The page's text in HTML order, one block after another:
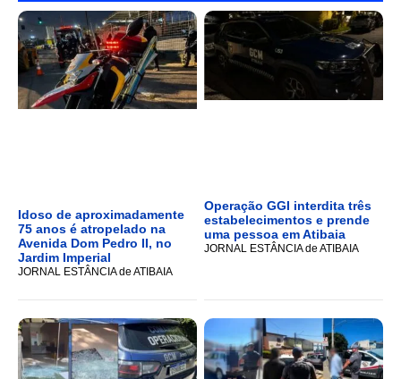
Idoso de aproximadamente
75 anos é atropelado na
Avenida Dom Pedro II, no
Jardim Imperial
JORNAL ESTÂNCIA de ATIBAIA
Operação GGI interdita três
estabelecimentos e prende
uma pessoa em Atibaia
JORNAL ESTÂNCIA de ATIBAIA